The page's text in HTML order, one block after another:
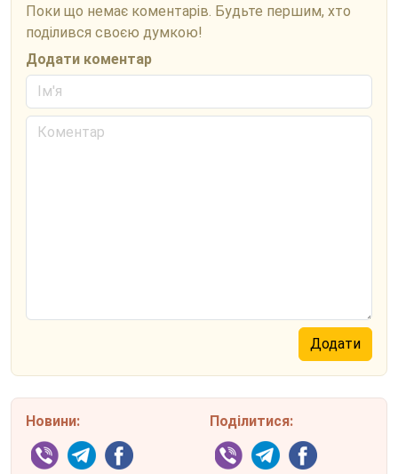
Поки що немає коментарів. Будьте першим, хто
поділився своєю думкою!
Додати коментар
Новини: Поділитися: